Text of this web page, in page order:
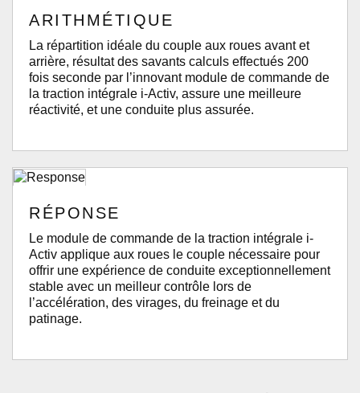
ARITHMÉTIQUE
La répartition idéale du couple aux roues avant et
arrière, résultat des savants calculs effectués 200
fois seconde par l’innovant module de commande de
la traction intégrale i-Activ, assure une meilleure
réactivité, et une conduite plus assurée.
RÉPONSE
Le module de commande de la traction intégrale i-
Activ applique aux roues le couple nécessaire pour
offrir une expérience de conduite exceptionnellement
stable avec un meilleur contrôle lors de
l’accélération, des virages, du freinage et du
patinage.